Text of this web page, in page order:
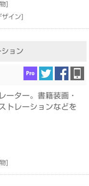
]
ザイン]
ョン
ーター。書籍装画・
トレーションなどを
]